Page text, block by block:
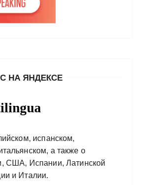
НА ЯНДЕКСЕ
испанском,
а также о
США, Испании, Латинской
и Италии.